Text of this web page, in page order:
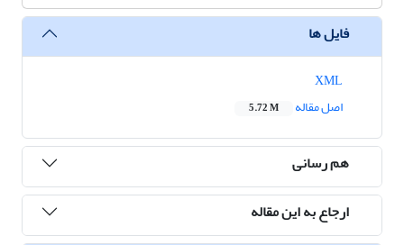
فایل ها
اصل مقاله
5.72 M
هم رسانی
ارجاع به این مقاله